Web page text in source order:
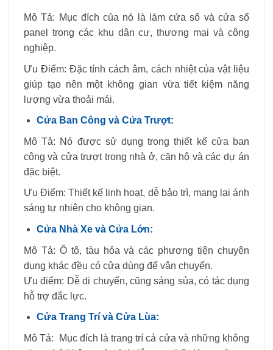
Mô Tả: Mục đích của nó là làm cửa sổ và cửa sổ
panel trong các khu dân cư, thương mại và công
nghiệp.
Ưu Điểm: Đặc tính cách âm, cách nhiệt của vật liệu
giúp tạo nên một không gian vừa tiết kiệm năng
lượng vừa thoải mái.
Cửa Ban Công và Cửa Trượt:
Mô Tả: Nó được sử dụng trong thiết kế cửa ban
công và cửa trượt trong nhà ở, căn hộ và các dự án
đặc biệt.
Ưu Điểm: Thiết kế linh hoạt, dễ bảo trì, mang lại ánh
sáng tự nhiên cho không gian.
Cửa Nhà Xe và Cửa Lớn:
Mô Tả: Ô tô, tàu hỏa và các phương tiện chuyên
dụng khác đều có cửa dùng để vận chuyển.
Ưu điểm: Dễ di chuyển, cũng sáng sủa, có tác dụng
hỗ trợ đắc lực.
Cửa Trang Trí và Cửa Lùa:
Mô Tả: Mục đích là trang trí cả cửa và những không